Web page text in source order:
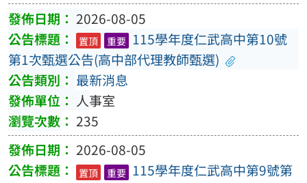
2026-08-05
置頂 重要 115學年度仁武高中第10號
第1次甄選公告(高中部代理教師甄選)
最新消息
人事室
235
2026-08-05
置頂 重要 115學年度仁武高中第9號第